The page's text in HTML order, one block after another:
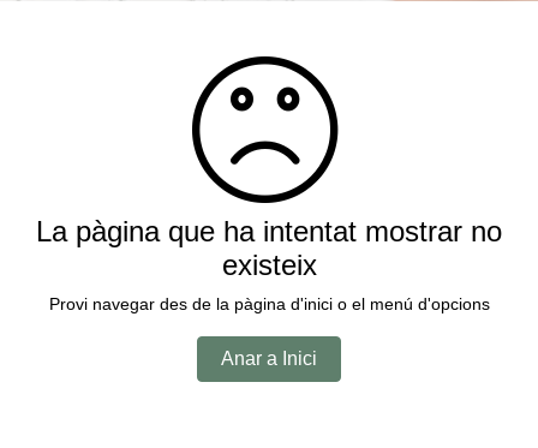
La pàgina que ha intentat mostrar no
existeix
Provi navegar des de la pàgina d'inici o el menú d'opcions
Anar a Inici